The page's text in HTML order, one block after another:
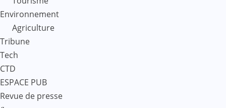
Environnement
Agriculture
Tribune
Tech
CTD
ESPACE PUB
Revue de presse